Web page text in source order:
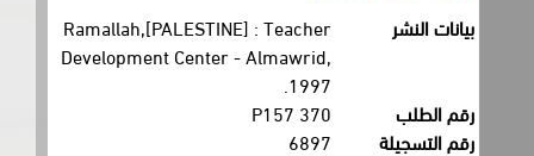
بيانات النشر
Ramallah,[PALESTINE] : Teacher
Development Center - Almawrid,
رقم الطلب
رقم التسجيلة
6897